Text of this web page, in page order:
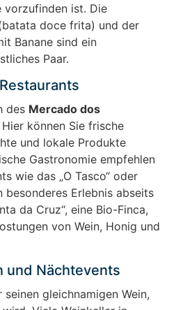
vorzufinden ist. Die
doce frita) und der
Banane sind ein
Paar.
des Mercado dos
Hier können Sie frische
und lokale Produkte
Gastronomie empfehlen
wie das „O Tasco“ oder
besonderes Erlebnis abseits
da Cruz“, eine Bio-Finca,
von Wein, Honig und
und Nächtevents
gleichnamigen Wein,